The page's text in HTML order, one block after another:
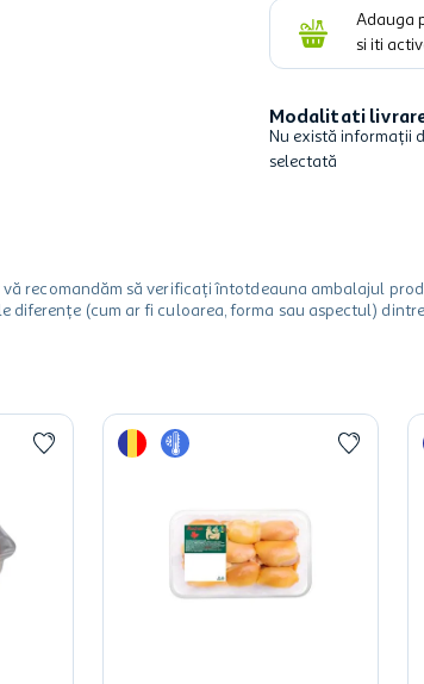
Adauga
si iti
Modalitati
Nu există informații
selectată
recomandăm să verificați întotdeauna ambalajul
(cum ar fi culoarea, forma sau aspectul)